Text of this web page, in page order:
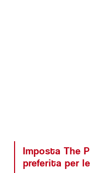
Imposta The
preferita per